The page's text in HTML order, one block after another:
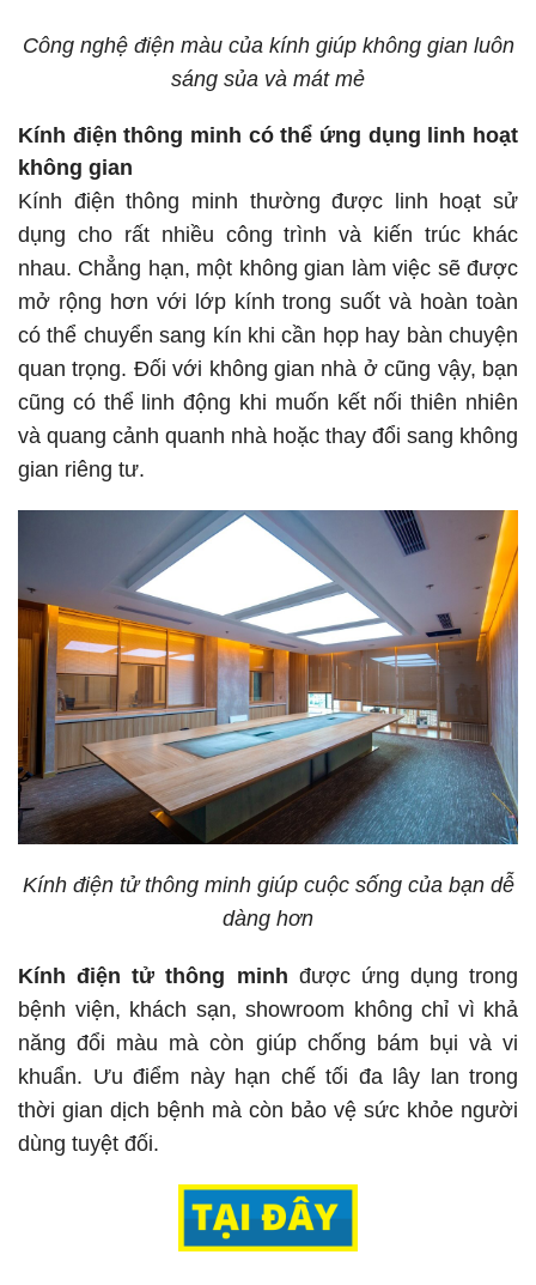
Công nghệ điện màu của kính giúp không gian luôn
sáng sủa và mát mẻ
Kính điện thông minh có thể ứng dụng linh hoạt
không gian
Kính điện thông minh thường được linh hoạt sử
dụng cho rất nhiều công trình và kiến trúc khác
nhau. Chẳng hạn, một không gian làm việc sẽ được
mở rộng hơn với lớp kính trong suốt và hoàn toàn
có thể chuyển sang kín khi cần họp hay bàn chuyện
quan trọng. Đối với không gian nhà ở cũng vậy, bạn
cũng có thể linh động khi muốn kết nối thiên nhiên
và quang cảnh quanh nhà hoặc thay đổi sang không
gian riêng tư.
Kính điện tử thông minh giúp cuộc sống của bạn dễ
dàng hơn
Kính điện tử thông minh được ứng dụng trong
bệnh viện, khách sạn, showroom không chỉ vì khả
năng đổi màu mà còn giúp chống bám bụi và vi
khuẩn. Ưu điểm này hạn chế tối đa lây lan trong
thời gian dịch bệnh mà còn bảo vệ sức khỏe người
dùng tuyệt đối.